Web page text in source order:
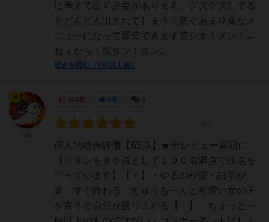
に考えて出す必要があります。グズグズしてる
とどんどん出されてしまう！急ぐあまり変なメ
ニューになって爆笑できます笑シオ！メン！←
ねぇから！笑タン！タン...
続きを読む（2年以上前）
426名 0名
個人的総合評価【65点】★全レビュー冒頭に
【カタンを８０点として１００点満点で採点を
行っています】【＋】・やるのが楽・説明が
楽・すぐ終わる・ちゅうもーんと可愛い女の子
が言うと自分が盛り上がる【－】・ちょっと一